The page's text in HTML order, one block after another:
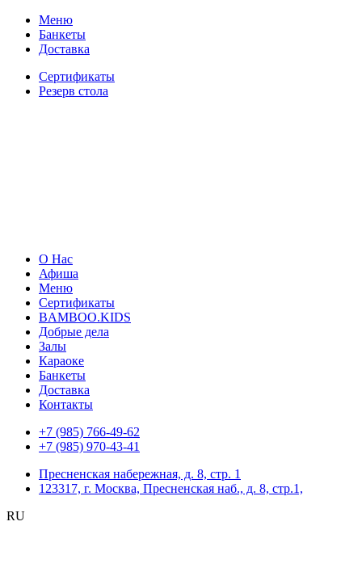
Меню
Банкеты
Доставка
Сертификаты
Резерв стола
О Нас
Афиша
Меню
Сертификаты
BAMBOO.KIDS
Добрые дела
Залы
Караоке
Банкеты
Доставка
Контакты
+7 (985) 766-49-62
+7 (985) 970-43-41
Пресненская набережная, д. 8, стр. 1
123317, г. Москва, Пресненская наб., д. 8, стр.1,
RU